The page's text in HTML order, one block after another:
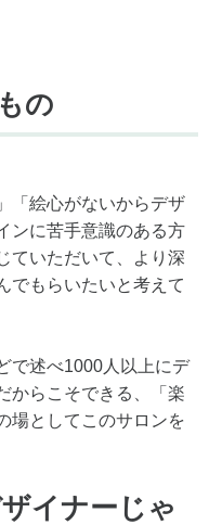
の
「絵心がないからデザ
ンに苦手意識のある方
ていただいて、より深
でもらいたいと考えて
で述べ1000人以上にデ
からこそできる、「楽
場としてこのサロンを
イナーじゃ